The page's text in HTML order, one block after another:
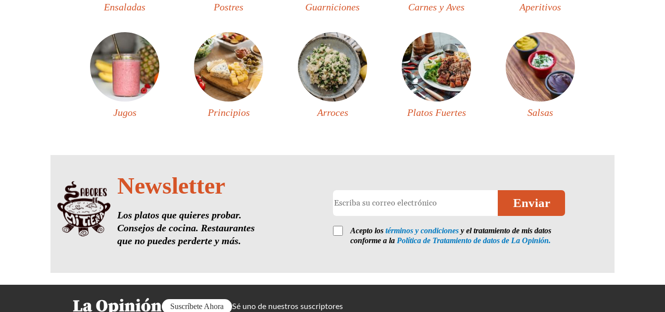
Ensaladas Postres Guarniciones Carnes y Aves Aperitivos
Jugos Principios Arroces Platos Fuertes Salsas
Newsletter
Los platos que quieres probar.
Consejos de cocina. Restaurantes
que no puedes perderte y más.
Acepto los términos y condiciones y el tratamiento de mis datos
conforme a la Política de Tratamiento de datos de La Opinión.
Suscríbete Ahora Sé uno de nuestros suscriptores